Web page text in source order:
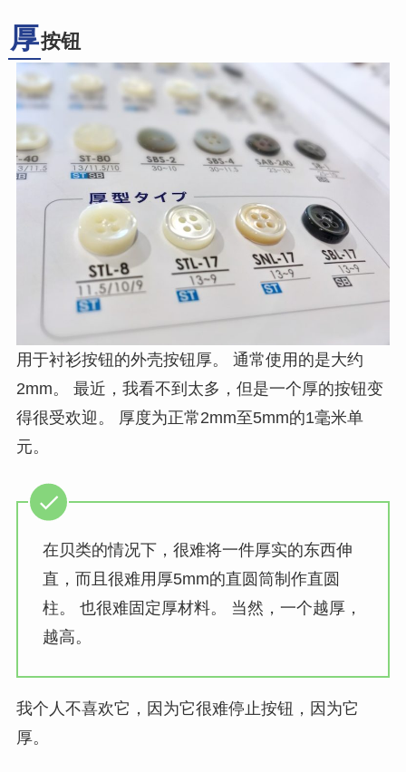
厚按钮
用于衬衫按钮的外壳按钮厚。 通常使用的是大约
2mm。 最近，我看不到太多，但是一个厚的按钮变
得很受欢迎。 厚度为正常2mm至5mm的1毫米单
元。
在贝类的情况下，很难将一件厚实的东西伸
直，而且很难用厚5mm的直圆筒制作直圆
柱。 也很难固定厚材料。 当然，一个越厚，
越高。
我个人不喜欢它，因为它很难停止按钮，因为它
厚。